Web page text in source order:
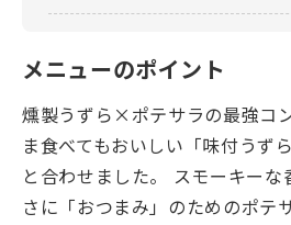
メニューのポイント
燻製うずら×ポテサラの最強コ
ま食べてもおいしい「味付うず
と合わせました。 スモーキーな
さに「おつまみ」のためのポテ